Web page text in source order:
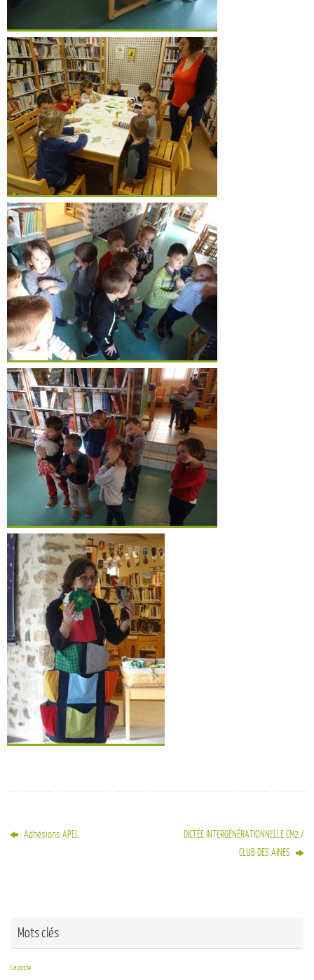
Adhésions APEL
DICTÉE INTERGÉNÉRATIONNELLE CM2 /
CLUB DES AINES
Mots clés
La poste